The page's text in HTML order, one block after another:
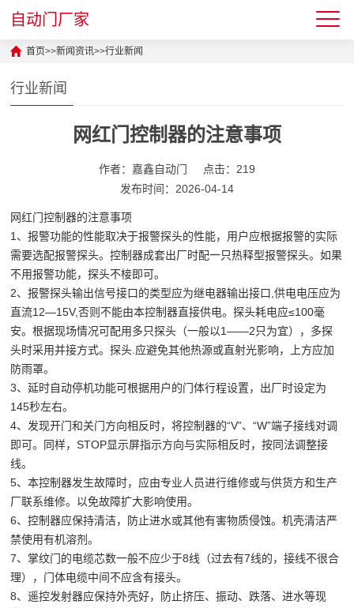
自动门厂家
首页>>新闻资讯>>行业新闻
行业新闻
网红门控制器的注意事项
作者：嘉鑫自动门
点击：219
发布时间：2026-04-14
网红门控制器的注意事项
1、报警功能的性能取决于报警探头的性能，用户应根据报警的实际
需要选配报警探头。控制器成套出厂时配一只热释型报警探头。如果
不用报警功能，探头不椄即可。
2、报警探头输出信号接口的类型应为继电器输出接口,供电电压应为
直流12—15V,否则不能由本控制器直接供电。探头耗电应≤100毫
安。根据现场情况可配用多只探头（一般以1――2只为宜），多探
头时采用并接方式。探头.应避免其他热源或直射光影响，上方应加
防雨罩。
3、延时自动停机功能可根据用户的门体行程设置，出厂时设定为
145秒左右。
4、发现开门和关门方向相反时，将控制器的“V”、“W”端子接线对调
即可。同样，STOP显示屏指示方向与实际相反时，按同法调整接
线。
5、本控制器发生故障时，应由专业人员进行维修或与供货方和生产
厂联系维修。以免故障扩大影响使用。
6、控制器应保持清洁，防止进水或其他有害物质侵蚀。机壳清洁严
禁使用有机溶剂。
7、掌纹门的电缆芯数一般不应少于8线（过去有7线的，接线不很合
理），门体电缆中间不应含有接头。
8、遥控发射器应保持外壳好，防止挤压、振动、跌落、进水等现